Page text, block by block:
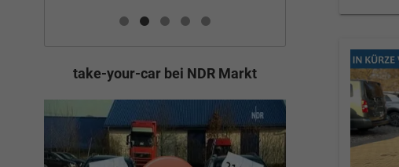
take-your-car bei NDR Markt